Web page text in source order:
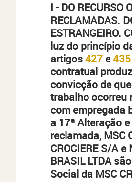
I - DO RECURSO
RECLAMADAS.
ESTRANGEIRO.
luz do princípio
artigos427 e435
contratual
convicção de
trabalho ocorreu
com empregada
a 17ª Alteração
reclamada, MSC
CROCIERE S/A e
BRASIL LTDA
Social da MSC